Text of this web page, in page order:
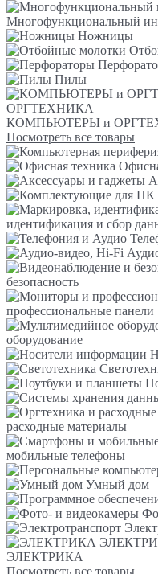
Многофункциональный
Ножницы
Пилы
ОРГТЕХНИКА
КОМПЬЮТЕРЫ и
Посмотреть все товары
идентификация и сбор
безопасность
профессиональные панели
оборудование
расходные материалы
мобильные телефоны
Умный дом
ЭЛЕКТРИКА
Посмотреть все товары